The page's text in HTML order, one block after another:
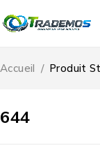
644
Accueil / Produit